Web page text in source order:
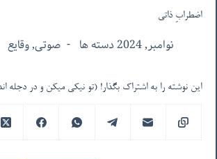
اضطرابِ ذاتی
نوامبر, 2024 دسته ها صوتی,وقایع
این نوشته را به اشتراک بگذار! (تو نیکی میکن و در دجله